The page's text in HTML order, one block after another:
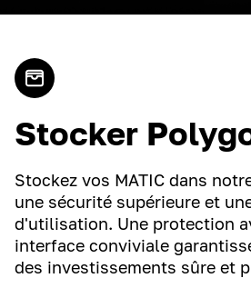
Stocker
Stockez vos MATIC dans
une sécurité supérieure et
d'utilisation. Une protection
interface conviviale
des investissements sûre et